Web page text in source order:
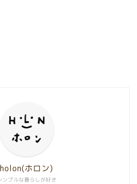
ンプルな暮らしが好き
holon(ホロン)